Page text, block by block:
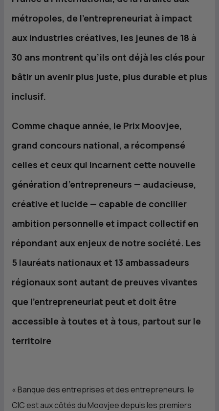
métropoles, de l’entrepreneuriat à impact
aux industries créatives, les jeunes de 18 à
30 ans montrent qu’ils ont déjà les clés pour
bâtir un avenir plus juste, plus durable et plus
inclusif.
Comme chaque année, le Prix Moovjee,
grand concours national, a récompensé
celles et ceux qui incarnent cette nouvelle
génération d’entrepreneurs — audacieuse,
créative et lucide — capable de concilier
ambition personnelle et impact collectif en
répondant aux enjeux de notre société. Les
5 lauréats nationaux et 13 ambassadeurs
régionaux sont autant de preuves vivantes
que l’entrepreneuriat peut et doit être
accessible à toutes et à tous, partout sur le
territoire
« Banque des entreprises et des entrepreneurs, le
CIC est aux côtés du Moovjee depuis les premiers